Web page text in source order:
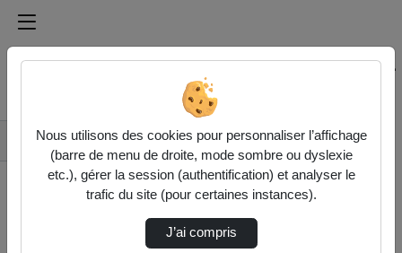
Médiathèque de l'université Paris
Rechercher un média sur Médiathèque de l'université
Accueil
Contactez nous
Nous utilisons des cookies pour personnaliser l’affichage
(barre de menu de droite, mode sombre ou dyslexie
etc.), gérer la session (authentification) et analyser le
trafic du site (pour certaines instances).
J’ai compris